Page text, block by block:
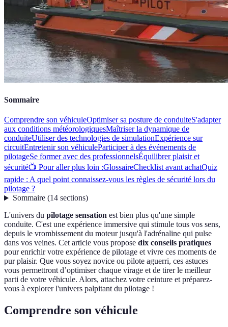
Sommaire
Comprendre son véhiculeOptimiser sa posture de conduiteS'adapter
aux conditions météorologiquesMaîtriser la dynamique de
conduiteUtiliser des technologies de simulationExpérience sur
circuitEntretenir son véhiculeParticiper à des événements de
pilotageSe former avec des professionnelsÉquilibrer plaisir et
sécurité📺 Pour aller plus loin :GlossaireChecklist avant achatQuiz
rapide : A quel point connaissez-vous les règles de sécurité lors du
pilotage ?
Sommaire(14 sections)
L'univers du pilotage sensation est bien plus qu'une simple
conduite. C'est une expérience immersive qui stimule tous vos sens,
depuis le vrombissement du moteur jusqu'à l'adrénaline qui pulse
dans vos veines. Cet article vous propose dix conseils pratiques
pour enrichir votre expérience de pilotage et vivre ces moments de
pur plaisir. Que vous soyez novice ou pilote aguerri, ces astuces
vous permettront d’optimiser chaque virage et de tirer le meilleur
parti de votre véhicule. Alors, attachez votre ceinture et préparez-
vous à explorer l'univers palpitant du pilotage !
Comprendre son véhicule